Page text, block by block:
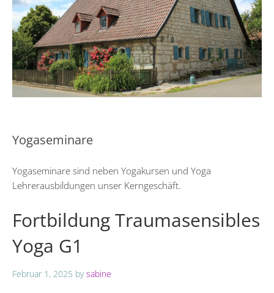
Yogaseminare
Yogaseminare sind neben Yogakursen und Yoga
Lehrerausbildungen unser Kerngeschäft.
Fortbildung Traumasensibles
Yoga G1
Februar 1, 2025 bysabine